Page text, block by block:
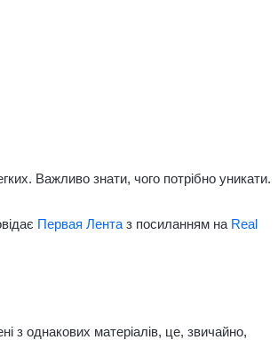
Важливо знати, чого потрібно уникати.
Первая Лента з посиланням на Real
з однакових матеріалів, це, звичайно,